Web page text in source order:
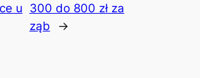
u 300 do 800 zł za
ząb
→